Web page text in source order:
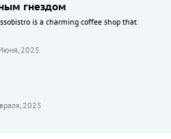
гнездом
is a charming coffee shop that
2025
2025